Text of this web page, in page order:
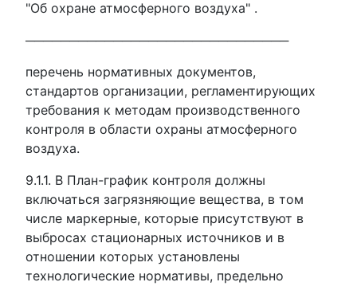
"Об охране атмосферного воздуха" .
──────────────────────────────
перечень нормативных документов,
стандартов организации, регламентирующих
требования к методам производственного
контроля в области охраны атмосферного
воздуха.
9.1.1. В План-график контроля должны
включаться загрязняющие вещества, в том
числе маркерные, которые присутствуют в
выбросах стационарных источников и в
отношении которых установлены
технологические нормативы, предельно